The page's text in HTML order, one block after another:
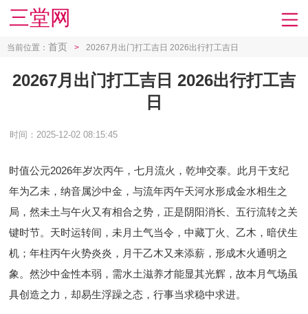
三堂网
当前位置： 首页 > 20267月出门打工吉日 2026出行打工吉日
20267月出门打工吉日 2026出行打工吉
日
时间：2025-12-02 08:15:45
时值公元2026年岁次丙午，七月流火，乾坤交泰。此月干支纪
年为乙未，纳音属沙中金，与流年丙午天河水形成金水相生之
局，然未土与午火又有相合之势，正是阴阳消长、五行流转之关
键时节。天时运转间，未月土气当令，中藏丁火、乙木，暗伏生
机；年柱丙午火势炎炎，月干乙木又来添薪，形成木火通明之
象。然沙中金性本弱，需水土滋养才能显其光辉，故本月气场虽
具创造之力，却易生浮躁之态，行事当求稳中求进。